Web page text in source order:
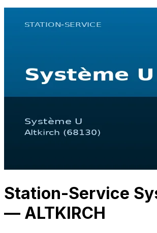
Station-Service
— ALTKIRCH